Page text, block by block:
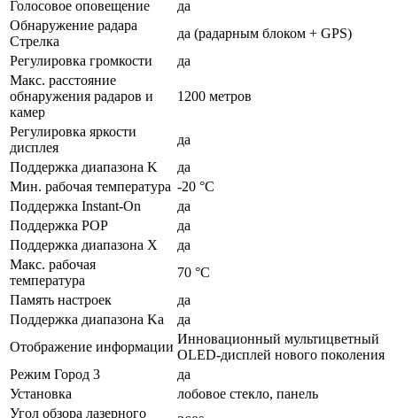
Голосовое оповещение
да
Обнаружение радара
Стрелка
да (радарным блоком + GPS)
Регулировка громкости
да
Макс. расстояние
обнаружения радаров и
камер
1200 метров
Регулировка яркости
дисплея
да
Поддержка диапазона K
да
Мин. рабочая температура -20 °C
Поддержка Instant-On
да
Поддержка POP
да
Поддержка диапазона X
да
Макс. рабочая
температура
70 °C
Память настроек
да
Поддержка диапазона Ka
да
Отображение информации
Инновационный мультицветный
OLED-дисплей нового поколения
Режим Город 3
да
Установка
лобовое стекло, панель
Угол обзора лазерного